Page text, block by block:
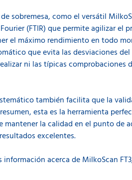
sobremesa, como el versátil
(FTIR) que permite agilizar
el máximo rendimiento en todo
que evita las desviaciones
ni las típicas
también facilita que la
esta es la herramienta
mantener la calidad en el punto de
excelentes.
información acerca de MilkoScan